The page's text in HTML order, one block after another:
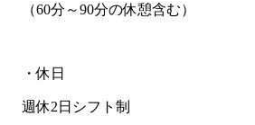
（60分～90分の休憩含む）
・休日
週休2日シフト制